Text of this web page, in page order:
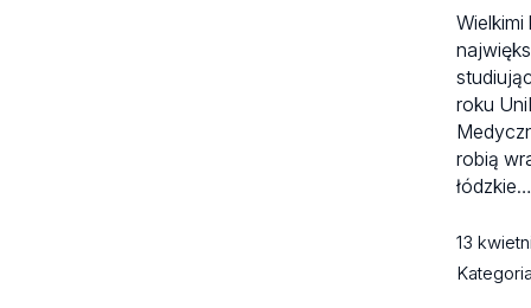
Wielkimi
roku
robią
łódzkie…
13